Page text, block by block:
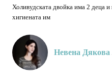
Холивудската двойка има 2 деца
хигиената им
Невена Дякова